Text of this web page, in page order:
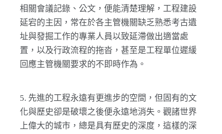
相關會議記錄、公文，便能清楚理解，工程建設
延宕的主因，常在於各主管機關缺乏熟悉考古遺
址與發掘工作的專業人員以致延滯做出適當處
置，以及行政流程的拖沓，甚至是工程單位遲緩
回應主管機關要求的不即時作為。
5. 先進的工程永遠有更進步的空間，但固有的文
化與歷史卻是破壞之後便永遠地消失。觀諸世界
上偉大的城市，總是具有歷史的深度，這樣的深